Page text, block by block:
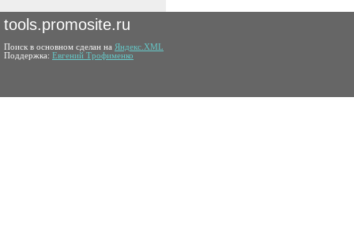
tools.promosite.ru
Поиск в основном сделан на Яндекс.XML
Поддержка: Евгений Трофименко